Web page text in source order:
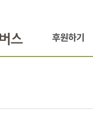
후원하기